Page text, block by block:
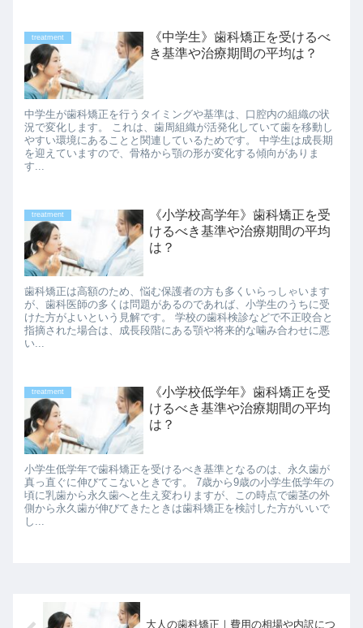
treatment
《中学生》歯科矯正を受けるべ
き基準や治療期間の平均は？
中学生が歯科矯正を行うタイミングや基準は、口腔内の組織の状
況で変化します。 これは、歯周組織が活発化していて歯を移動し
やすい環境にあることと関連しているためです。 中学生は成長期
を迎えていますので、骨格から顎の形が変化する傾向がありま
す...
treatment
《小学校高学年》歯科矯正を受
けるべき基準や治療期間の平均
は？
歯科矯正は高額のため、悩む保護者の方も多くいらっしゃいます
が、歯科医師の多くは問題があるのであれば、小学生のうちに受
けた方がよいという見解です。 学校の歯科検診などで不正咬合と
指摘された場合は、成長段階にある顎や将来的な噛み合わせに悪
い...
treatment
《小学校低学年》歯科矯正を受
けるべき基準や治療期間の平均
は？
小学生低学年で歯科矯正を受けるべき基準となるのは、永久歯が
真っ直ぐに伸びてこないときです。 7歳から9歳の小学生低学年の
頃に乳歯から永久歯へと生え変わりますが、この時点で歯茎の外
側から永久歯が伸びてきたときは歯科矯正を検討した方がいいで
し...
大人の歯科矯正｜費用の相場や内訳につ